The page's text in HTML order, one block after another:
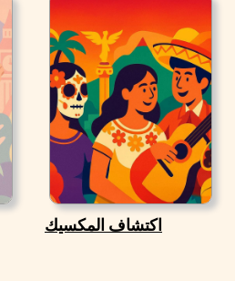
اكتشاف المكسيك